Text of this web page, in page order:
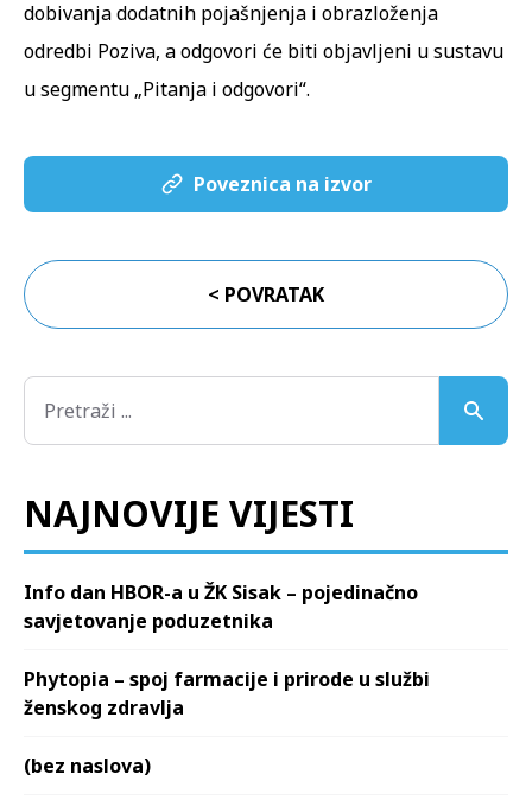
dobivanja dodatnih pojašnjenja i obrazloženja
odredbi Poziva, a odgovori će biti objavljeni u sustavu
u segmentu „Pitanja i odgovori“.
Poveznica na izvor
< POVRATAK
NAJNOVIJE VIJESTI
Info dan HBOR-a u ŽK Sisak – pojedinačno
savjetovanje poduzetnika
Phytopia – spoj farmacije i prirode u službi
ženskog zdravlja
(bez naslova)